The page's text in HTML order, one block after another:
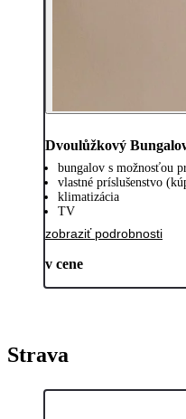
Dvoulůžkový
bungalov s možnosťou
vlastné príslušenstvo
klimatizácia
TV
zobraziť podrobnosti
v cene
Strava